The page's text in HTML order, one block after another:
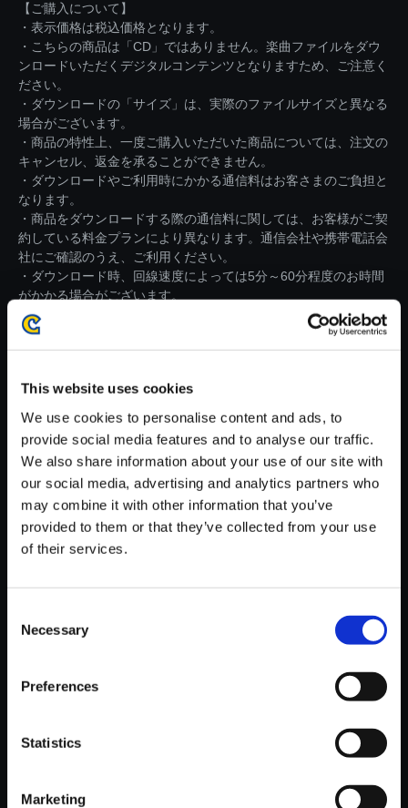
This website uses cookies
We use cookies to personalise content and ads, to
provide social media features and to analyse our traffic.
We also share information about your use of our site with
our social media, advertising and analytics partners who
may combine it with other information that you’ve
provided to them or that they’ve collected from your use
of their services.
Selection
Necessary
Preferences
Statistics
Marketing
【ご購入について】
・表示価格は税込価格となります。
・こちらの商品は「CD」ではありません。楽曲ファイルをダウ
ンロードいただくデジタルコンテンツとなりますため、ご注意く
ださい。
・ダウンロードの「サイズ」は、実際のファイルサイズと異なる
場合がございます。
・商品の特性上、一度ご購入いただいた商品については、注文の
キャンセル、返金を承ることができません。
・ダウンロードやご利用時にかかる通信料はお客さまのご負担と
なります。
・商品をダウンロードする際の通信料に関しては、お客様がご契
約している料金プランにより異なります。通信会社や携帯電話会
社にご確認のうえ、ご利用ください。
・ダウンロード時、回線速度によっては5分～60分程度のお時間
がかかる場合がございます。
※ご購入いただいたファイルのダウンロードの際には、通信環境
が安定しているWifi環境でお試しください。
【単曲】BIOHAZARD REVELA
TIONS Best Track Collection L
ost